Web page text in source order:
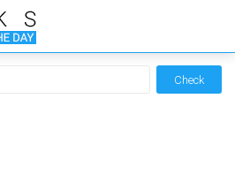
Check